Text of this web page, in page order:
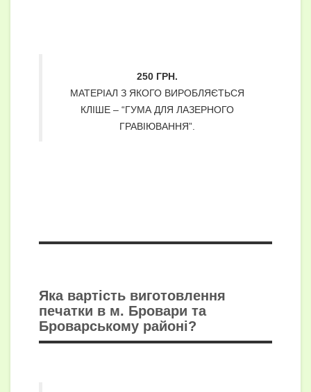
250 ГРН.
МАТЕРІАЛ З ЯКОГО ВИРОБЛЯЄТЬСЯ
КЛІШЕ – “ГУМА ДЛЯ ЛАЗЕРНОГО
ГРАВІЮВАННЯ”.
Яка вартість виготовлення
печатки в м. Бровари та
Броварському районі?